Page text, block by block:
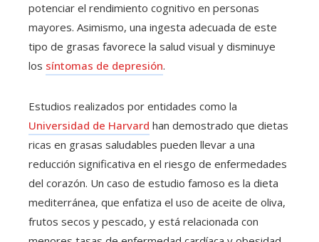
potenciar el rendimiento cognitivo en personas
mayores. Asimismo, una ingesta adecuada de este
tipo de grasas favorece la salud visual y disminuye
los síntomas de depresión.
Estudios realizados por entidades como la
Universidad de Harvard han demostrado que dietas
ricas en grasas saludables pueden llevar a una
reducción significativa en el riesgo de enfermedades
del corazón. Un caso de estudio famoso es la dieta
mediterránea, que enfatiza el uso de aceite de oliva,
frutos secos y pescado, y está relacionada con